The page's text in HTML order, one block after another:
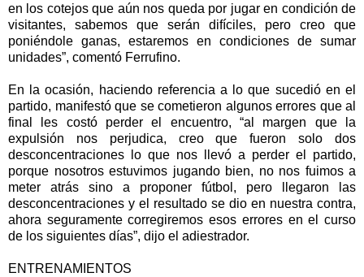
en los cotejos que aún nos queda por jugar en condición de
visitantes, sabemos que serán difíciles, pero creo que
poniéndole ganas, estaremos en condiciones de sumar
unidades”, comentó Ferrufino.
En la ocasión, haciendo referencia a lo que sucedió en el
partido, manifestó que se cometieron algunos errores que al
final les costó perder el encuentro, “al margen que la
expulsión nos perjudica, creo que fueron solo dos
desconcentraciones lo que nos llevó a perder el partido,
porque nosotros estuvimos jugando bien, no nos fuimos a
meter atrás sino a proponer fútbol, pero llegaron las
desconcentraciones y el resultado se dio en nuestra contra,
ahora seguramente corregiremos esos errores en el curso
de los siguientes días”, dijo el adiestrador.
ENTRENAMIENTOS